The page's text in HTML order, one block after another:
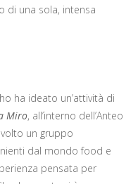
di una sola, intensa
ha ideato un’attività di
Miro, all’interno dell’Anteo
un gruppo
dal mondo food e
pensata per